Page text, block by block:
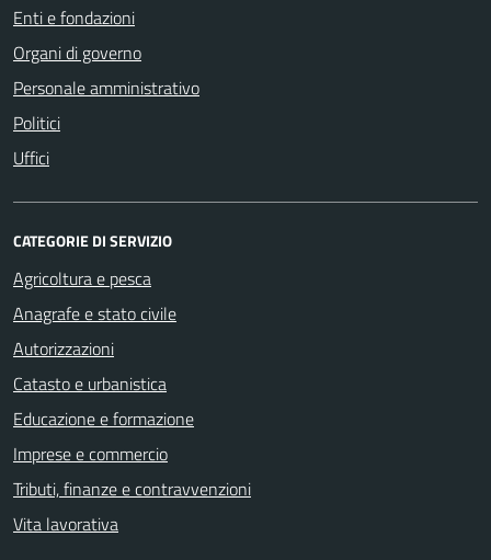
Enti e fondazioni
Organi di governo
Personale amministrativo
Politici
Uffici
CATEGORIE DI SERVIZIO
Agricoltura e pesca
Anagrafe e stato civile
Autorizzazioni
Catasto e urbanistica
Educazione e formazione
Imprese e commercio
Tributi, finanze e contravvenzioni
Vita lavorativa